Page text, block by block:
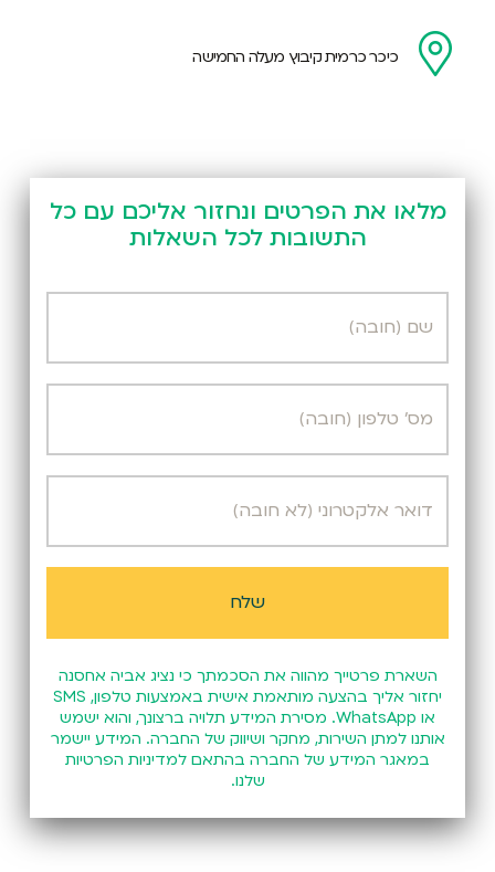
כיכר כרמית קיבוץ מעלה החמישה
מלאו את הפרטים ונחזור אליכם עם כל
התשובות לכל השאלות
השארת פרטייך מהווה את הסכמתך כי נציג אביה אחסנה
יחזור אליך בהצעה מותאמת אישית באמצעות טלפון, SMS
או WhatsApp. מסירת המידע תלויה ברצונך, והוא ישמש
אותנו למתן השירות, מחקר ושיווק של החברה. המידע יישמר
במאגר המידע של החברה בהתאם למדיניות הפרטיות
שלנו.